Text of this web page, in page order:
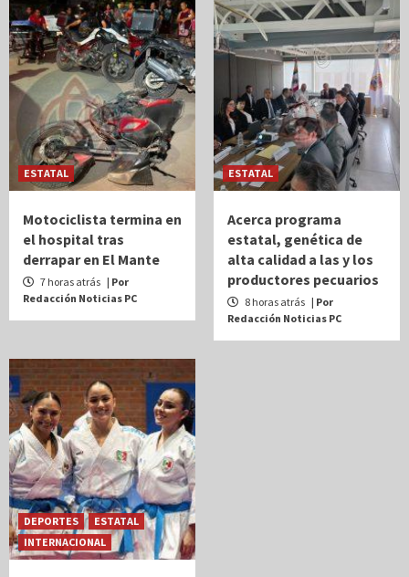
ESTATAL
Motociclista termina en
el hospital tras
derrapar en El Mante
7 horas atrás | Por
Redacción Noticias PC
ESTATAL
Acerca programa
estatal, genética de
alta calidad a las y los
productores pecuarios
8 horas atrás | Por
Redacción Noticias PC
DEPORTES
ESTATAL
INTERNACIONAL